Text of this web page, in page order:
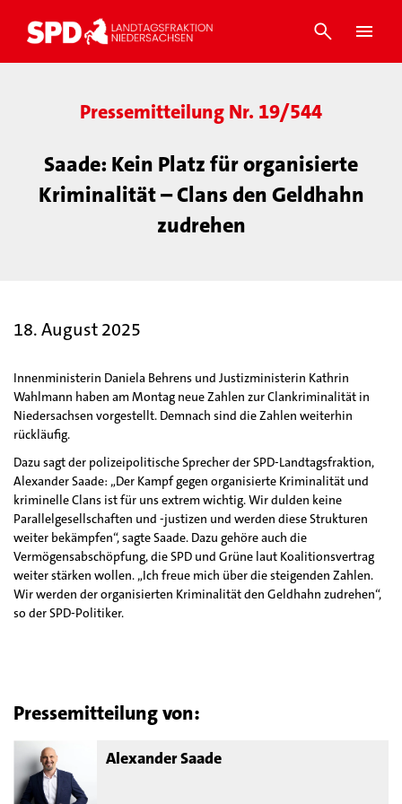
Pressemitteilung Nr. 19/544
Saade: Kein Platz für organisierte
Kriminalität – Clans den Geldhahn
zudrehen
18. August 2025
Innenministerin Daniela Behrens und Justizministerin Kathrin
Wahlmann haben am Montag neue Zahlen zur Clankriminalität in
Niedersachsen vorgestellt. Demnach sind die Zahlen weiterhin
rückläufig.
Dazu sagt der polizeipolitische Sprecher der SPD-Landtagsfraktion,
Alexander Saade: „Der Kampf gegen organisierte Kriminalität und
kriminelle Clans ist für uns extrem wichtig. Wir dulden keine
Parallelgesellschaften und -justizen und werden diese Strukturen
weiter bekämpfen“, sagte Saade. Dazu gehöre auch die
Vermögensabschöpfung, die SPD und Grüne laut Koalitionsvertrag
weiter stärken wollen. „Ich freue mich über die steigenden Zahlen.
Wir werden der organisierten Kriminalität den Geldhahn zudrehen“,
so der SPD-Politiker.
Pressemitteilung von:
Alexander Saade